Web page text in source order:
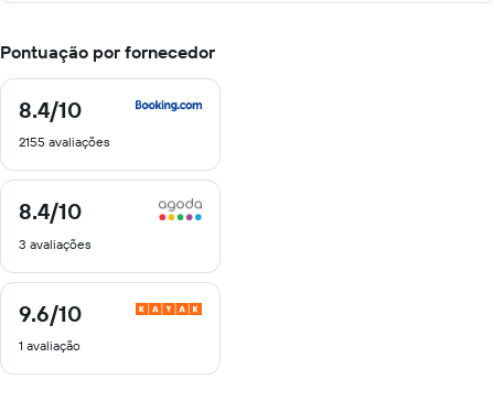
Pontuação por fornecedor
8.4/10
8.4
10
2155 avaliações
8.4/10
8.4
10
3 avaliações
9.6/10
9.6
10
1 avaliação